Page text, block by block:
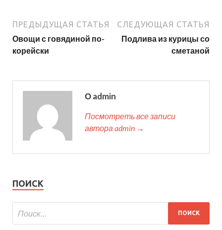
ПРЕДЫДУЩАЯ СТАТЬЯ
Овощи с говядиной по-
корейски
СЛЕДУЮЩАЯ СТАТЬЯ
Подлива из курицы со
сметаной
О admin
Посмотреть все записи
автора admin →
ПОИСК